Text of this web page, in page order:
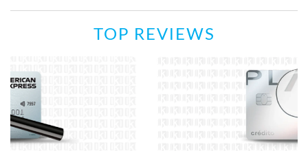
TOP REVIEWS